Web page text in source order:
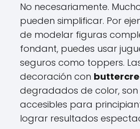
No necesariamente.
pueden simplificar. Por
de modelar figuras
fondant, puedes usar
seguros como toppers.
decoración con
degradados de color, son
accesibles para
lograr resultados